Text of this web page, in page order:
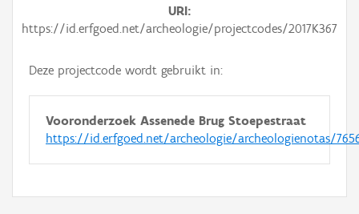
URI
https://id.erfgoed.net/archeologie/projectcodes/2017K367
Deze projectcode wordt gebruikt in:
Vooronderzoek Assenede Brug Stoepestraat
https://id.erfgoed.net/archeologie/archeologienotas/